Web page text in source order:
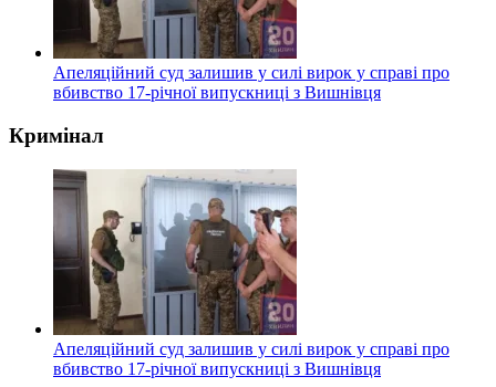
Апеляційний суд залишив у силі вирок у справі про
вбивство 17-річної випускниці з Вишнівця
Кримінал
Апеляційний суд залишив у силі вирок у справі про
вбивство 17-річної випускниці з Вишнівця